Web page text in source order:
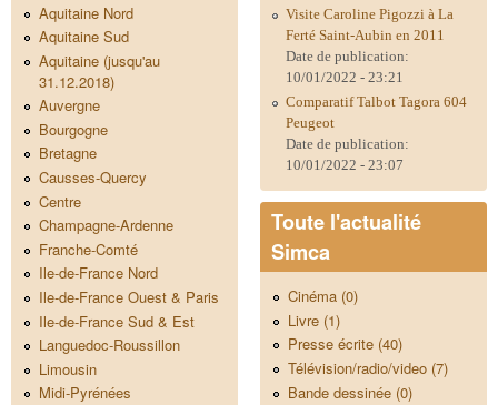
Aquitaine Nord
Aquitaine Sud
Aquitaine (jusqu'au
31.12.2018)
Auvergne
Bourgogne
Bretagne
Causses-Quercy
Centre
Champagne-Ardenne
Franche-Comté
Ile-de-France Nord
Ile-de-France Ouest & Paris
Ile-de-France Sud & Est
Languedoc-Roussillon
Limousin
Midi-Pyrénées
Visite Caroline Pigozzi à La
Ferté Saint-Aubin en 2011
Date de publication:
10/01/2022 - 23:21
Comparatif Talbot Tagora 604
Peugeot
Date de publication:
10/01/2022 - 23:07
Toute l'actualité
Simca
Cinéma (0)
Livre (1)
Presse écrite (40)
Télévision/radio/video (7)
Bande dessinée (0)